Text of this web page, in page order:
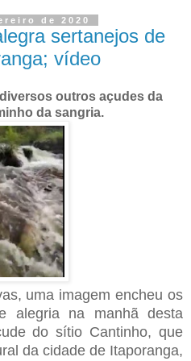
de 2020
sertanejos de
vídeo
outros açudes da
da sangria.
uma imagem encheu os
alegria na manhã desta
do sítio Cantinho, que
da cidade de Itaporanga,